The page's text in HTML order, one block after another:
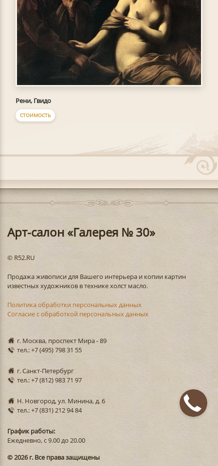
Рени, Гвидо
СТОИМОСТЬ
Арт-салон «Галерея № 30»
© R52.RU
Продажа живописи для Вашего интерьера и копии картин
известных художников в технике холст масло.
Политика обработки персональных данных
Согласие с обработкой персональных данных
г. Москва, проспект Мира - 89
тел.: +7 (495) 798 31 55
г. Санкт-Петербург
тел.: +7 (812) 983 71 97
Н. Новгород, ул. Минина, д. 6
тел.: +7 (831) 212 94 84
График работы:
Ежедневно, с 9.00 до 20.00
© 2026 г. Все права защищены